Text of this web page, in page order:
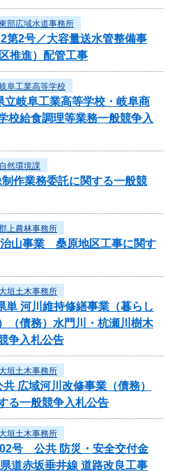
部広域水道事務所
第2号／大容量送水管整備事
推進）配管工事
阜工業高等学校
立岐阜工業高等学校・岐阜商
校給食調理等業務一般競争入
自然環境課
作業務委託に関する一般競
上農林事務所
治山事業 桑原地区工事に関す
大垣土木事務所
単 河川維持修繕事業（暮らし
（債務）水門川・杭瀬川樹木
争入札公告
大垣土木事務所
広域河川改修事業（債務）
る一般競争入札公告
大垣土木事務所
号 公共 防災・安全交付金
道赤坂垂井線 道路改良工事